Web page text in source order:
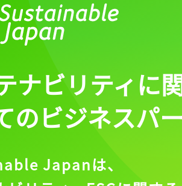
ナビリティに
のビジネスパ
Japanは、